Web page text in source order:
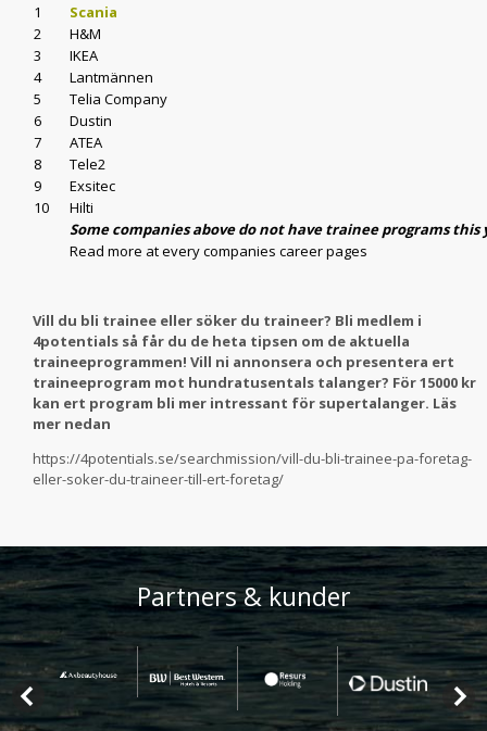
1
Scania
2
H&M
3
IKEA
4
Lantmännen
5
Telia Company
6
Dustin
7
ATEA
8
Tele2
9
Exsitec
10
Hilti
Some companies above do not have trainee programs this
Read more at every companies career pages
Vill du bli trainee eller söker du traineer? Bli medlem i
4potentials så får du de heta tipsen om de aktuella
traineeprogrammen! Vill ni annonsera och presentera ert
traineeprogram mot hundratusentals talanger? För 15000 kr
kan ert program bli mer intressant för supertalanger. Läs
mer nedan
https://4potentials.se/searchmission/vill-du-bli-trainee-pa-foretag-
eller-soker-du-traineer-till-ert-foretag/
Partners & kunder